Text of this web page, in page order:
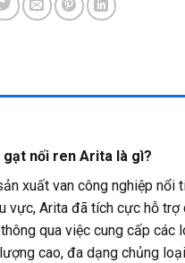
gạt nối ren Arita là gì?
xuất van công nghiệp nổi
vực, Arita đã tích cực hỗ trợ
qua việc cung cấp các
cao, đa dạng chủng